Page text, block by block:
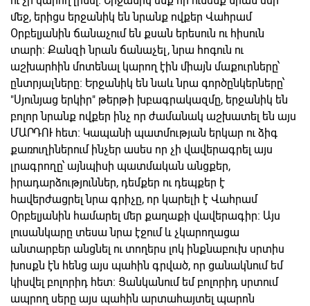
մեջ, երիցս երջանիկ են նրանք ովքեր Վահրամ
Օրբելյանին ճանաչում են քսան երեսուն ու հիսուն
տարի։ Քանզի նրան ճանաչել, նրա հոգուն ու
աշխարհին մոտենալ կարող էին միայն մաքուրները՝
ընտրյալները։ Երջանիկ են նաև նրա գործընկերները՝
"Սյունյաց երկիր" թերթի խբագրակազմը, երջանիկ են
բոլոր նրանք ովքեր ինչ որ ժամանակ աշխատել են այս
ՄԱՐԴՈՒ հետ։ Կապանի պատմության երկար ու ձիգ
քառուղիներում ինչեր ասես որ չի վավերագրել այս
լրագրողը՝ այնպիսի պատմական անցքեր,
իրադարձություններ, դեմքեր ու դեպքեր է
հավերժացրել նրա գրիչը, որ կարելի է Վահրամ
Օրբելյանին համարել մեր քաղաքի վավերագիր։ Այս
լուսանկարը տեսա նրա էջում և չկարողացա
անտարբեր անցնել ու տողերս լոկ ինքնաբուխ սրտիս
խոսքն էն հենց այս պահին գրված, որ ցանակնում եմ
կիսվել բոլորիդ հետ։ Ցանկանում եմ բոլորիդ սրտում
ապրող սերը այս պահին արտահայտել պարոն